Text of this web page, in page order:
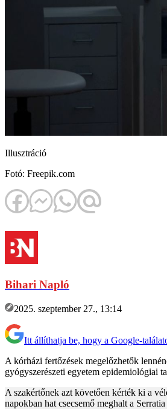
Illusztráció
Fotó: Freepik.com
Bihari Napló
2025. szeptember 27., 13:14
Itt állíthatja be, hogy a Google-
A kórházi fertőzések megelőzhetők
gyógyszerészeti egyetem epidemiológiai
A szakértőnek azt követően kérték ki a
napokban hat csecsemő meghalt a